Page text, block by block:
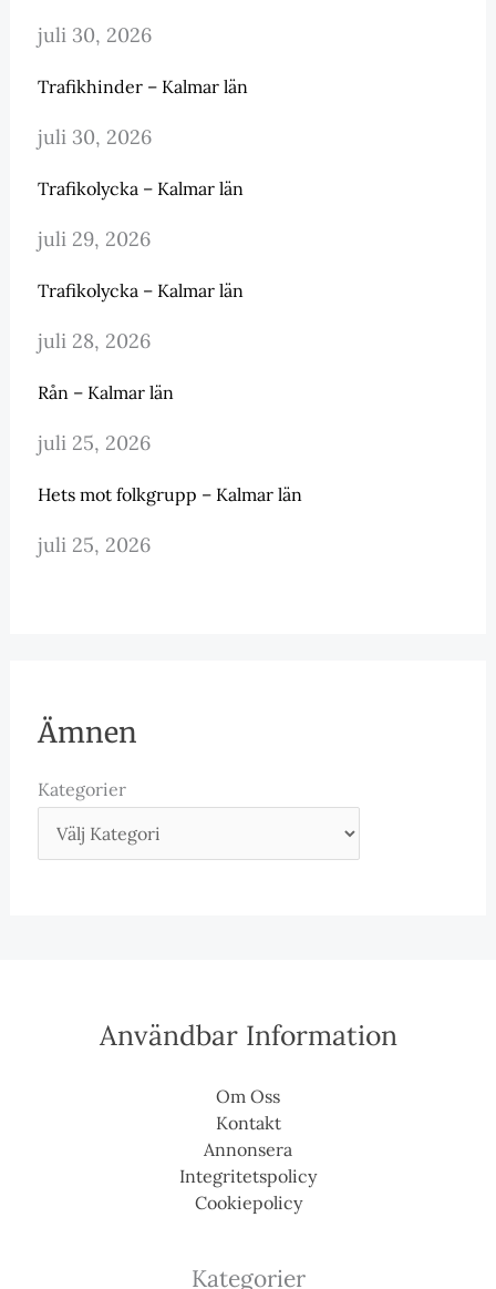
juli 30, 2026
Trafikhinder – Kalmar län
juli 30, 2026
Trafikolycka – Kalmar län
juli 29, 2026
Trafikolycka – Kalmar län
juli 28, 2026
Rån – Kalmar län
juli 25, 2026
Hets mot folkgrupp – Kalmar län
juli 25, 2026
Ämnen
Kategorier
Användbar Information
Om Oss
Kontakt
Annonsera
Integritetspolicy
Cookiepolicy
Kategorier